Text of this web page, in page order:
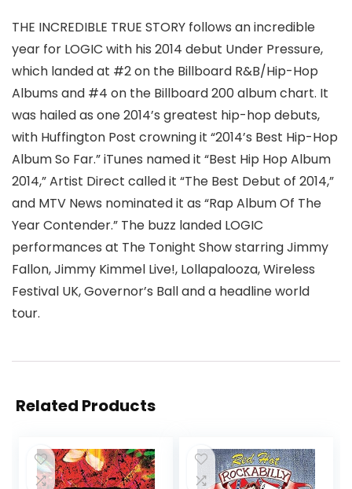
THE INCREDIBLE TRUE STORY follows an incredible
year for LOGIC with his 2014 debut Under Pressure,
which landed at #2 on the Billboard R&B/Hip-Hop
Albums and #4 on the Billboard 200 album chart. It
was hailed as one 2014’s greatest hip-hop debuts,
with Huffington Post crowning it “2014’s Best Hip-Hop
Album So Far.” iTunes named it “Best Hip Hop Album
2014,” Artist Direct called it “The Best Debut of 2014,”
and MTV News nominated it as “Rap Album Of The
Year Contender.” The buzz landed LOGIC
performances at The Tonight Show starring Jimmy
Fallon, Jimmy Kimmel Live!, Lollapalooza, Wireless
Festival UK, Governor’s Ball and a headline world
tour.
Related Products